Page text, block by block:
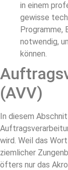
in einem
gewisse
Programme,
notwendig,
können.
(AVV)
In diesem
wird. Weil das
ziemlicher
öfters nur das